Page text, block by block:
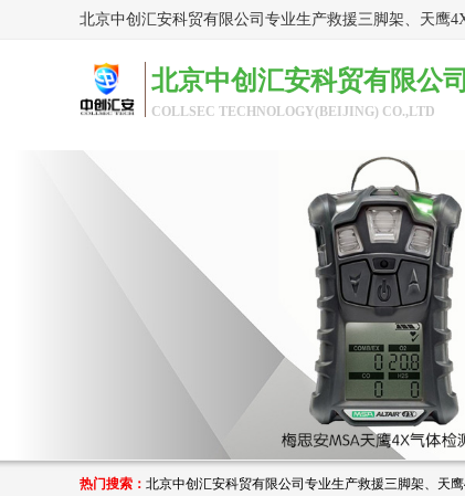
北京中创汇安科贸有限公司
COLLSEC TECHNOLOGY(BEIJING) CO.,LTD
热门搜索：